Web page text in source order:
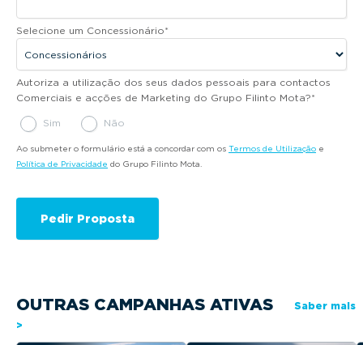
Selecione um Concessionário*
Autoriza a utilização dos seus dados pessoais para contactos
Comerciais e acções de Marketing do Grupo Filinto Mota?*
Sim Não
Ao submeter o formulário está a concordar com os Termos de Utilização e
Política de Privacidade do Grupo Filinto Mota.
OUTRAS CAMPANHAS ATIVAS
Saber mais
>